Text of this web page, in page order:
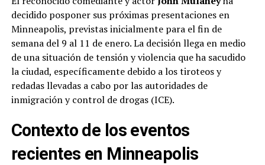
decidido posponer sus próximas presentaciones en
Minneapolis, previstas inicialmente para el fin de
semana del 9 al 11 de enero. La decisión llega en medio
de una situación de tensión y violencia que ha sacudido
la ciudad, específicamente debido a los tiroteos y
redadas llevadas a cabo por las autoridades de
inmigración y control de drogas (ICE).
Contexto de los eventos
recientes en Minneapolis